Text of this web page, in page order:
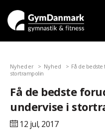
Nyheder Nyhed
Få de
stortrampolin
Få de bedste
undervise i
12 jul, 2017